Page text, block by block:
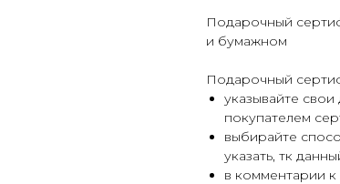
Подарочный
и бумажном
Подарочный
указывайте
покупателем
выбирайте
указать, тк
в комментарии к